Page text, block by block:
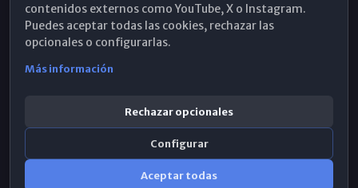
contenidos externos como YouTube, X o Instagram.
Puedes aceptar todas las cookies, rechazar las
opcionales o configurarlas.
Más información
Rechazar opcionales
Configurar
Aceptar todas